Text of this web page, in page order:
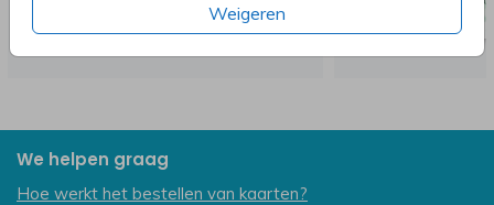
Weigeren
We helpen graag
Hoe werkt het bestellen van kaarten?